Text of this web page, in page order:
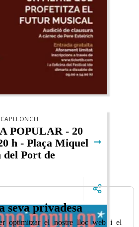
POPULAR - 20
h - Plaça Miquel
del Port de
➞
seva privadesa
optimitzar el nostre lloc web i el